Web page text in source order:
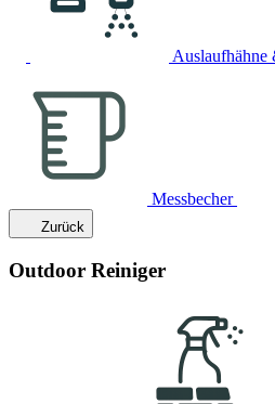
Auslaufhähne
Messbecher
Zurück
Outdoor Reiniger